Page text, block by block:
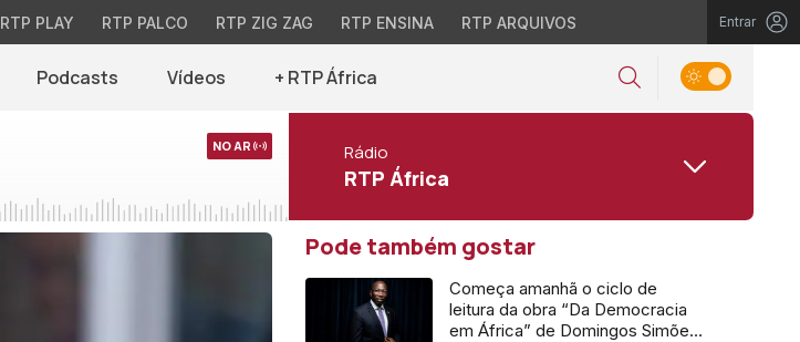
RTP PLAY RTP PALCO RTP ZIG ZAG RTP ENSINA RTP ARQUIVOS Entrar
Podcasts Vídeos + RTP África
NO AR Rádio
RTP África
Pode também gostar
Começa amanhã o ciclo de
leitura da obra “Da Democracia
em África” de Domingos Simões